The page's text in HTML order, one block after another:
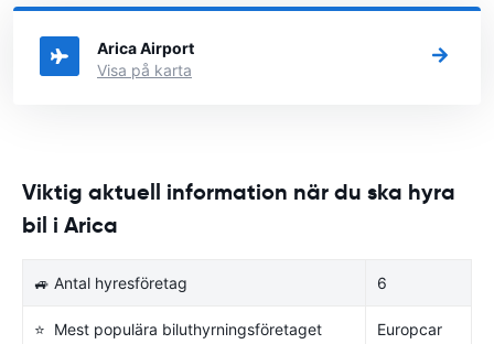
kan välja i vilken stad i Chile du vill hyra en bil.
Arica Airport
Visa på karta
Viktig aktuell information när du ska hyra
bil i Arica
🚙 Antal hyresföretag 6
⭐ Mest populära biluthyrningsföretaget Europcar